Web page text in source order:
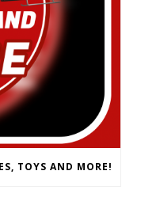
TOYS AND MORE!